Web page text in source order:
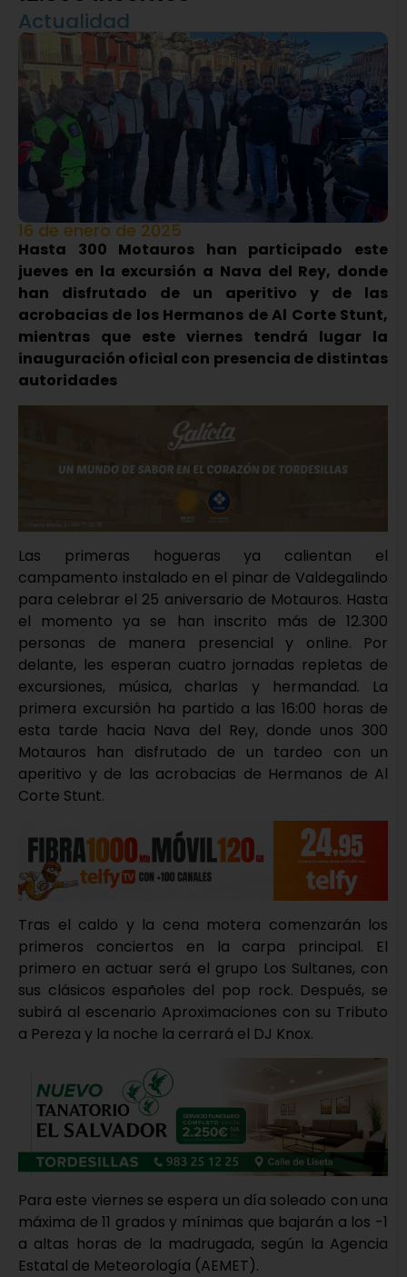
Actualidad
16 de enero de 2025
Hasta 300 Motauros han participado este
jueves en la excursión a Nava del Rey, donde
han disfrutado de un aperitivo y de las
acrobacias de los Hermanos de Al Corte Stunt,
mientras que este viernes tendrá lugar la
inauguración oficial con presencia de distintas
autoridades
Las primeras hogueras ya calientan el
campamento instalado en el pinar de Valdegalindo
para celebrar el 25 aniversario de Motauros. Hasta
el momento ya se han inscrito más de 12.300
personas de manera presencial y online. Por
delante, les esperan cuatro jornadas repletas de
excursiones, música, charlas y hermandad. La
primera excursión ha partido a las 16:00 horas de
esta tarde hacia Nava del Rey, donde unos 300
Motauros han disfrutado de un tardeo con un
aperitivo y de las acrobacias de Hermanos de Al
Corte Stunt.
Tras el caldo y la cena motera comenzarán los
primeros conciertos en la carpa principal. El
primero en actuar será el grupo Los Sultanes, con
sus clásicos españoles del pop rock. Después, se
subirá al escenario Aproximaciones con su Tributo
a Pereza y la noche la cerrará el DJ Knox.
Para este viernes se espera un día soleado con una
máxima de 11 grados y mínimas que bajarán a los -1
a altas horas de la madrugada, según la Agencia
Estatal de Meteorología (AEMET).